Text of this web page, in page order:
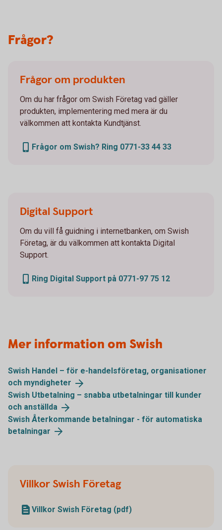
Frågor?
Frågor om produkten
Om du har frågor om Swish Företag vad gäller
produkten, implementering med mera är du
välkommen att kontakta Kundtjänst.
Frågor om Swish? Ring 0771-33 44 33
Digital Support
Om du vill få guidning i internetbanken, om Swish
Företag, är du välkommen att kontakta Digital
Support.
Ring Digital Support på 0771-97 75 12
Mer information om Swish
Swish Handel – för e-handelsföretag, organisationer
och myndigheter
Swish Utbetalning – snabba utbetalningar till kunder
och anställda
Swish Återkommande betalningar - för automatiska
betalningar
Villkor Swish Företag
Villkor Swish Företag (pdf)